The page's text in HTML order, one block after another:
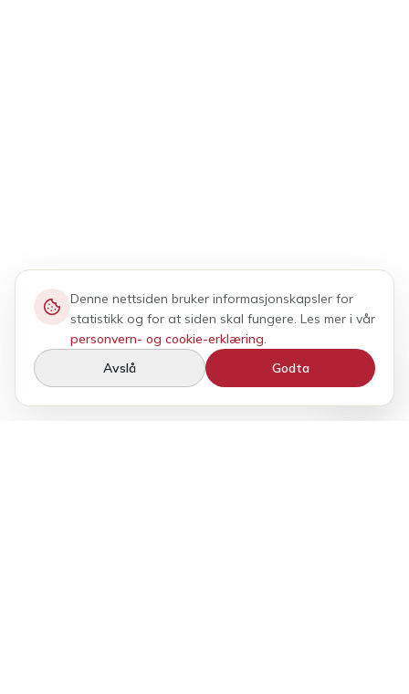
Denne nettsiden bruker informasjonskapsler for
statistikk og for at siden skal fungere. Les mer i vår
personvern- og cookie-erklæring.
Avslå
Godta